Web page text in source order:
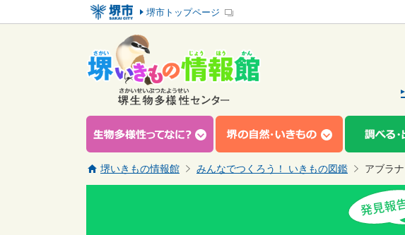
堺市トップページ
堺いきもの情報館 みんなでつくろう！ いきもの図鑑 アブラナ